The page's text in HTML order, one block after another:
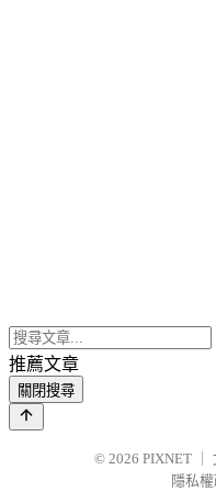
推薦文章
關閉搜尋
© 2026 PIXNET
隱私